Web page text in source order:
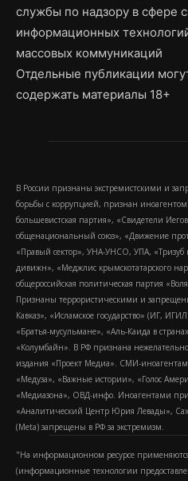
службы по надзору в сфере
информационных
массовых коммуникаций
Отдельные публикации
содержать материалы 18+
В России признаны экстремистскими и
борьбы с коррупцией, признан
большевистская партия», «Свидетели
общенациональный союз», «Движение
«Правый сектор», УНА-УНСО, УПА,
дивижн», «Меджлис крымскотатарского
общероссийская политическая партия
Признаны террористическими и
Кавказ», «Исламское государство» (ИГ,
«Братья-мусульмане», «Аль-Каида в
«Колумбайн». В РФ признана
издания «Проект Медиа». СМИ-
«Медуза», «Важные истории», «Голос
«Медиазона», ОВД-инфо. Иноагентами
«Аналитический Центр Юрия Левады»,
(Metа) запрещены в РФ за экстремизм.
"На информационном ресурсе
(информационные технологии